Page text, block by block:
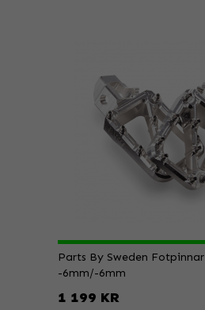
Parts By Sweden Fotpinnar
-6mm/-6mm
1 199 KR